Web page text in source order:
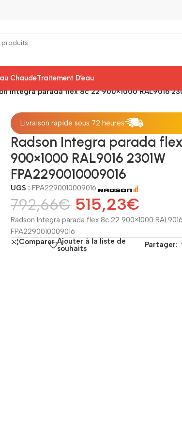
ChaudeTraitement D’eau
Integra parada flex 8c 22 900×1000 RAL9016
Livraison rapide sous 72 heures
Radson Integra parada
900×1000 RAL9016 2301W
FPA2290010009016
UGS :FPA2290010009016
792,66€ 515,23€
Radson Integra parada flex 8c 22 900×1000
FPA2290010009016
Comparer Ajouter à la liste de
souhaits
Partager: